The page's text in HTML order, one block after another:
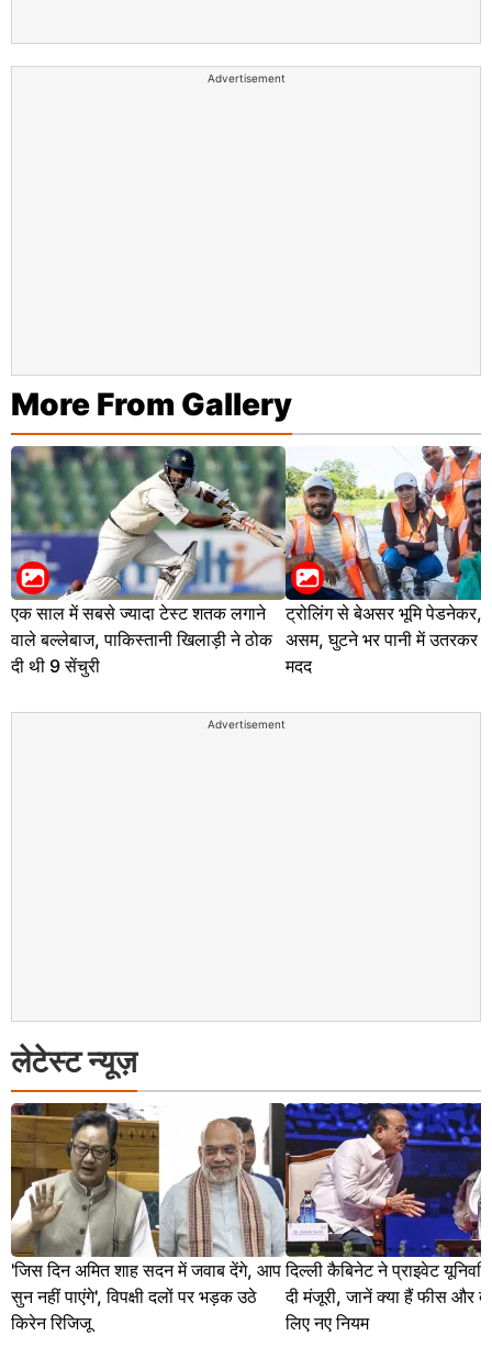
Advertisement
More From Gallery
एक साल में सबसे ज्यादा टेस्ट शतक लगाने
वाले बल्लेबाज, पाकिस्तानी खिलाड़ी ने ठोक
दी थी 9 सेंचुरी
ट्रोलिंग से बेअसर भूमि पेडनेकर,
असम, घुटने भर पानी में उतरकर
मदद
Advertisement
लेटेस्ट न्यूज़
'जिस दिन अमित शाह सदन में जवाब देंगे, आप
सुन नहीं पाएंगे', विपक्षी दलों पर भड़क उठे
किरेन रिजिजू
दिल्ली कैबिनेट ने प्राइवेट
दी मंजूरी, जानें क्या हैं फीस और
लिए नए नियम